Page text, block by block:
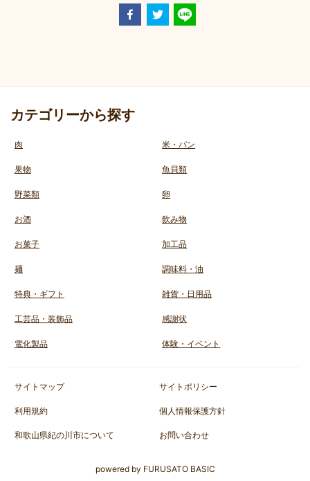
カテゴリーから探す
肉 米・パン
果物 魚貝類
野菜類 卵
お酒 飲み物
お菓子 加工品
麺 調味料・油
特典・ギフト 雑貨・日用品
工芸品・装飾品 感謝状
電化製品 体験・イベント
サイトマップ サイトポリシー
利用規約 個人情報保護方針
和歌山県紀の川市について お問い合わせ
powered by FURUSATO BASIC